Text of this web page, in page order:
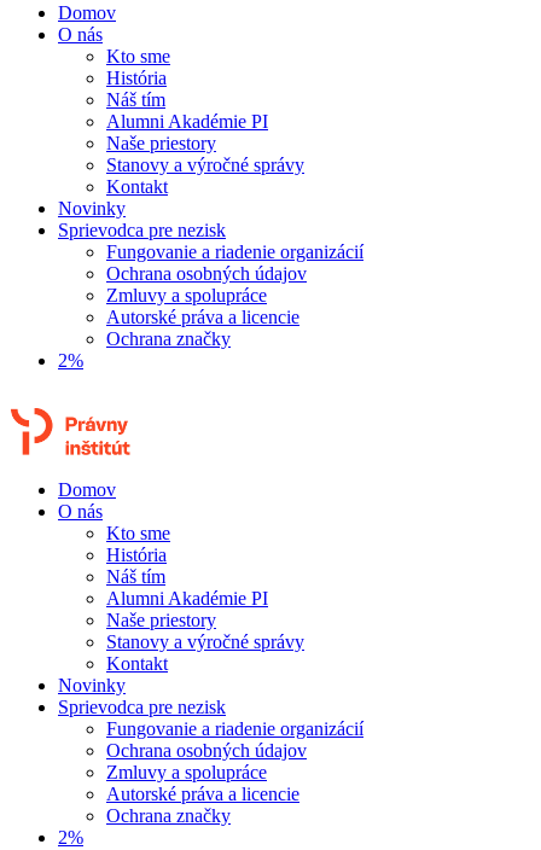
Domov
O nás
Kto sme
História
Náš tím
Alumni Akadémie PI
Naše priestory
Stanovy a výročné správy
Kontakt
Novinky
Sprievodca pre nezisk
Fungovanie a riadenie organizácií
Ochrana osobných údajov
Zmluvy a spolupráce
Autorské práva a licencie
Ochrana značky
2%
Domov
O nás
Kto sme
História
Náš tím
Alumni Akadémie PI
Naše priestory
Stanovy a výročné správy
Kontakt
Novinky
Sprievodca pre nezisk
Fungovanie a riadenie organizácií
Ochrana osobných údajov
Zmluvy a spolupráce
Autorské práva a licencie
Ochrana značky
2%